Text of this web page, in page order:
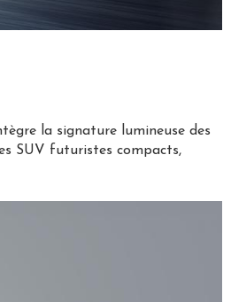
la signature lumineuse des
SUV futuristes compacts,